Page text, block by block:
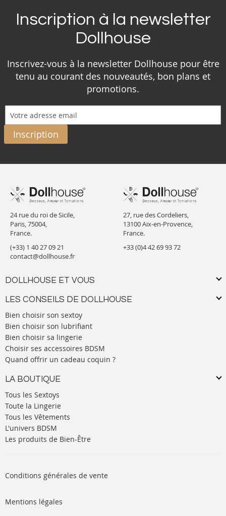
Inscription à la newsletter
Dollhouse
Inscrivez-vous à la newsletter Dollhouse pour être
tenu au courant des nouveautés, bon plans et
promotions.
Inscription
24 rue du roi de Sicile,
Paris, 75004,
France.
(+33) 1 40 27 09 21
contact@dollhouse.fr
DOLLHOUSE ET VOUS
LES CONSEILS DE DOLLHOUSE
Bien choisir son sextoy
Bien choisir son lubrifiant
Bien choisir sa lingerie
Choisir ses accessoires BDSM
Quand offrir un cadeau coquin ?
LA BOUTIQUE
Tous les Sextoys
Toute la Lingerie
Tous les Vêtements
L'univers BDSM
Les produits de Bien-Être
27, rue des Cordeliers,
13100 Aix-en-Provence,
France.
+33 (0)4 42 69 93 72
Conditions générales de vente
Mentions légales